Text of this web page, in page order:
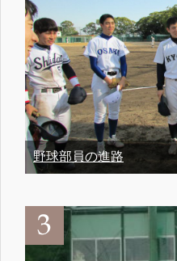
野球部員の進路